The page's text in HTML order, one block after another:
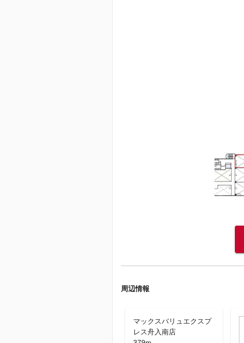
周辺情報
マックスバリュエクスプ
レス舟入南店